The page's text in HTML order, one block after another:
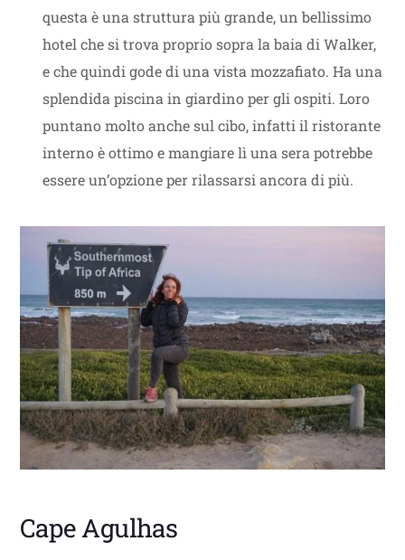
questa è una struttura più grande, un bellissimo
hotel che si trova proprio sopra la baia di Walker,
e che quindi gode di una vista mozzafiato. Ha una
splendida piscina in giardino per gli ospiti. Loro
puntano molto anche sul cibo, infatti il ristorante
interno è ottimo e mangiare lì una sera potrebbe
essere un’opzione per rilassarsi ancora di più.
Cape Agulhas